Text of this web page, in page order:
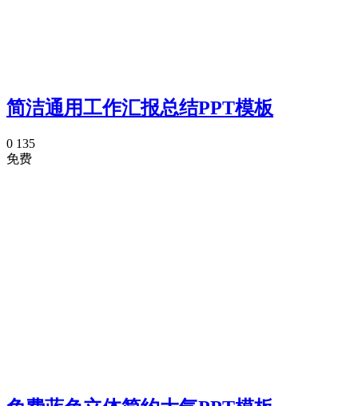
简洁通用工作汇报总结PPT模板
0 135
免费